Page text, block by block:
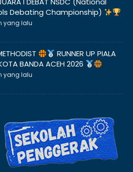
Debating Championship)
yang lalu
RUNNER UP PIALA
BANDA ACEH 2026
yang lalu